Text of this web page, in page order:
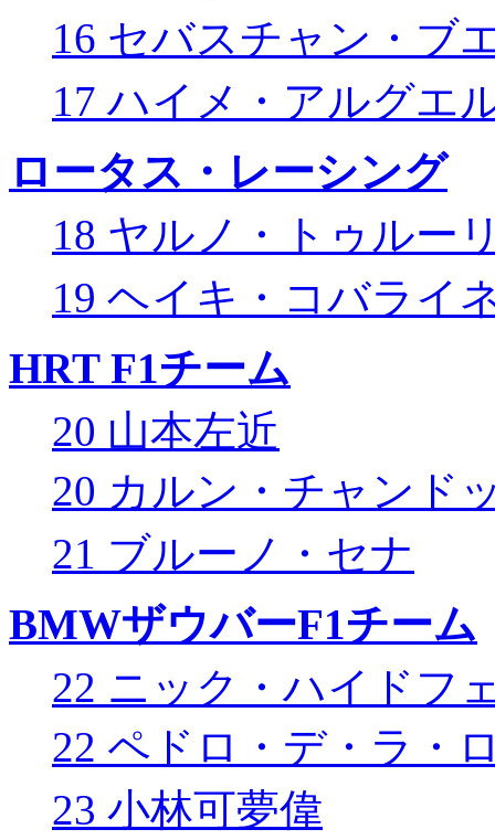
16 セバスチャン・ブ
17 ハイメ・アルグエ
ロータス・レーシング
18 ヤルノ・トゥルー
19 ヘイキ・コバライ
HRT F1チーム
20 山本左近
20 カルン・チャンド
21 ブルーノ・セナ
BMWザウバーF1チーム
22 ニック・ハイドフ
22 ペドロ・デ・ラ・
23 小林可夢偉